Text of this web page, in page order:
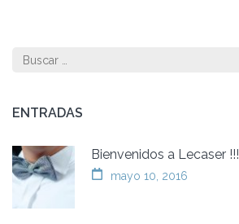
Buscar:
ENTRADAS
Bienvenidos a Lecaser !!!
mayo 10, 2016